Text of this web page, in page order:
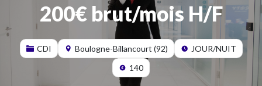
200€ brut/mois H/F
CDI Boulogne-Billancourt (92)
JOUR/NUIT
140